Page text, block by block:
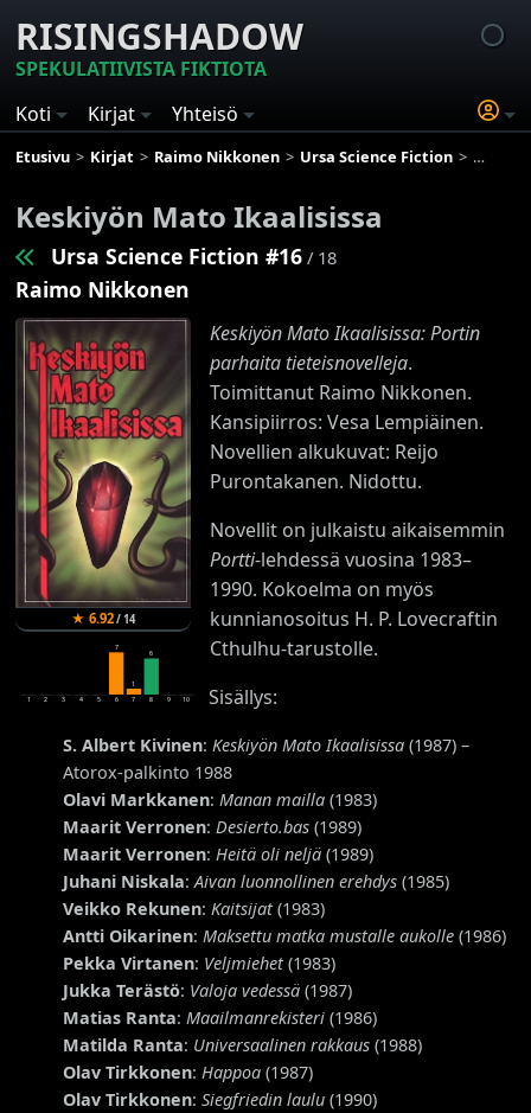
RISINGSHADOW
SPEKULATIIVISTA FIKTIOTA
Koti
Kirjat Yhteisö
Etusivu Kirjat Raimo Nikkonen Ursa Science Fiction
Keskiyön Mato Ikaalisissa
Ursa Science Fiction #16 / 18
Raimo Nikkonen
★6.92/14
1 2 3 4 5
7
6
1
7
6
8 9 10
Keskiyön Mato Ikaalisissa: Portin
parhaita tieteisnovelleja.
Toimittanut Raimo Nikkonen.
Kansipiirros: Vesa Lempiäinen.
Novellien alkukuvat: Reijo
Purontakanen. Nidottu.
Novellit on julkaistu aikaisemmin
Portti-lehdessä vuosina 1983–
1990. Kokoelma on myös
kunnianosoitus H. P. Lovecraftin
Cthulhu-tarustolle.
Sisällys:
S. Albert Kivinen: Keskiyön Mato Ikaalisissa (1987) –
Atorox-palkinto 1988
Olavi Markkanen: Manan mailla (1983)
Maarit Verronen: Desierto.bas (1989)
Maarit Verronen: Heitä oli neljä (1989)
Juhani Niskala:Aivan luonnollinen erehdys (1985)
Veikko Rekunen: Kaitsijat(1983)
Antti Oikarinen: Maksettu matka mustalle aukolle (1986)
Pekka Virtanen: Veljmiehet(1983)
Jukka Terästö: Valoja vedessä (1987)
Matias Ranta: Maailmanrekisteri (1986)
Matilda Ranta: Universaalinen rakkaus (1988)
Olav Tirkkonen: Happoa (1987)
Olav Tirkkonen:Siegfriedin laulu (1990)